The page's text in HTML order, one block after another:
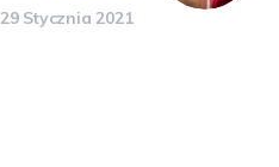
29 Stycznia 2021